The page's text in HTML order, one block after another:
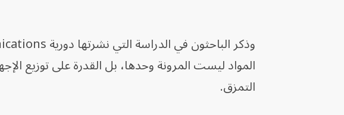
المواد ليست المرونة وحدها، بل القدرة على توزيع
التمزق.